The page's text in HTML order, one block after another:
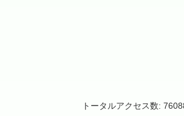
トータルアクセス数: